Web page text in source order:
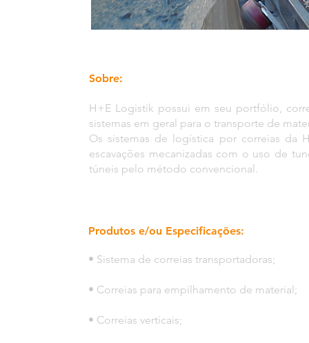
Sobre:
H+E Logistik possui em seu portfólio,
sistemas em geral para o transporte de
Os sistemas de logística por correias da
escavações mecanizadas com o uso de
túneis pelo método convencional.
Produtos e/ou Especificações:
• Sistema de correias transportadoras;
• Correias para empilhamento de material;
• Correias verticais;